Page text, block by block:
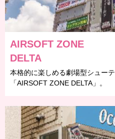
AIRSOFT ZONE
DELTA
本格的に楽しめる劇場型シュー
「AIRSOFT ZONE DELTA」。